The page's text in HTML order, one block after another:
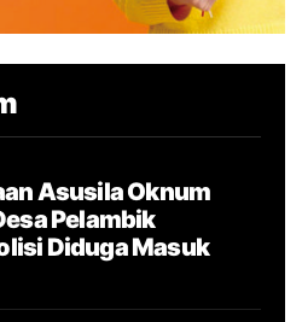
Asusila Oknum
Pelambik
Diduga Masuk